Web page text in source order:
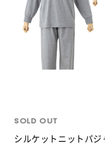
SOLD OUT
シルケットニットパジ